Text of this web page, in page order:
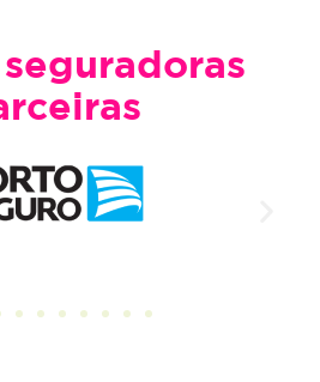
seguradoras